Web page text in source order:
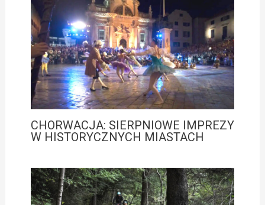
CHORWACJA: SIERPNIOWE IMPREZY
W HISTORYCZNYCH MIASTACH